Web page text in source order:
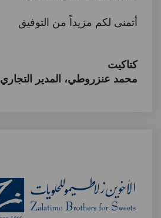
أتمنى لكم مزيداً من التوفيق
كتاكيت
محمد عنزروطي، المدير التجاري